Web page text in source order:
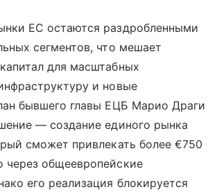
ЕС остаются раздробленными
сегментов, что мешает
для масштабных
и новые
бывшего главы ЕЦБ Марио Драги
— создание единого рынка
сможет привлекать более €750
через общеевропейские
его реализация блокируется